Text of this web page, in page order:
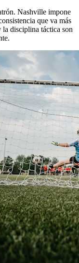
Nashville impone
que va más
disciplina táctica son